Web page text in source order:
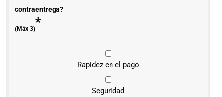
contraentrega?
(Máx 3)*
Rapidez en el pago
Seguridad